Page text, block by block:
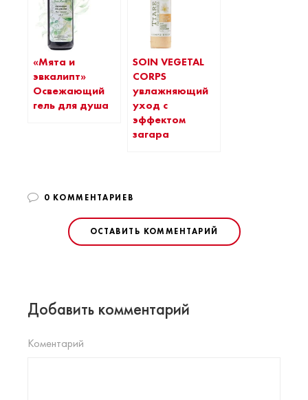
«Мята и
эвкалипт»
Освежающий
гель для душа
SOIN VEGETAL
CORPS
увлажняющий
уход с
эффектом
загара
0 КОММЕНТАРИЕВ
ОСТАВИТЬ КОММЕНТАРИЙ
Добавить комментарий
Коментарий